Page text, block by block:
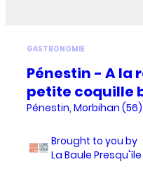
GASTRONOMIE
Pénestin - A la
petite coquille
Pénestin, Morbihan (56)
Brought to you by
La Baule